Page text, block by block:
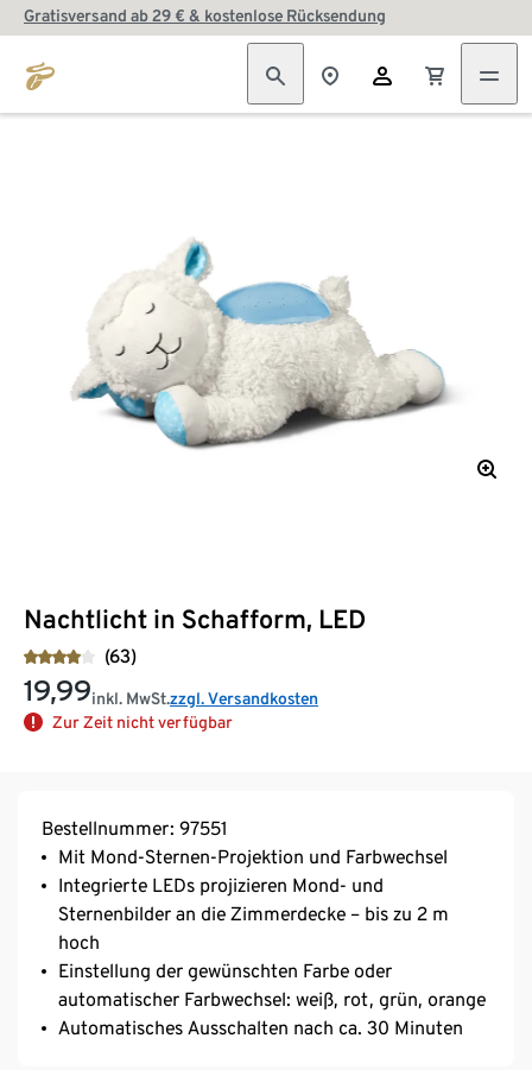
Gratisversand ab 29 € & kostenlose Rücksendung
Nachtlicht in Schafform, LED
(63)
19,99inkl. MwSt.zzgl. Versandkosten
Zur Zeit nicht verfügbar
Bestellnummer: 97551
Mit Mond-Sternen-Projektion und Farbwechsel
Integrierte LEDs projizieren Mond- und
Sternenbilder an die Zimmerdecke – bis zu 2 m
hoch
Einstellung der gewünschten Farbe oder
automatischer Farbwechsel: weiß, rot, grün, orange
Automatisches Ausschalten nach ca. 30 Minuten